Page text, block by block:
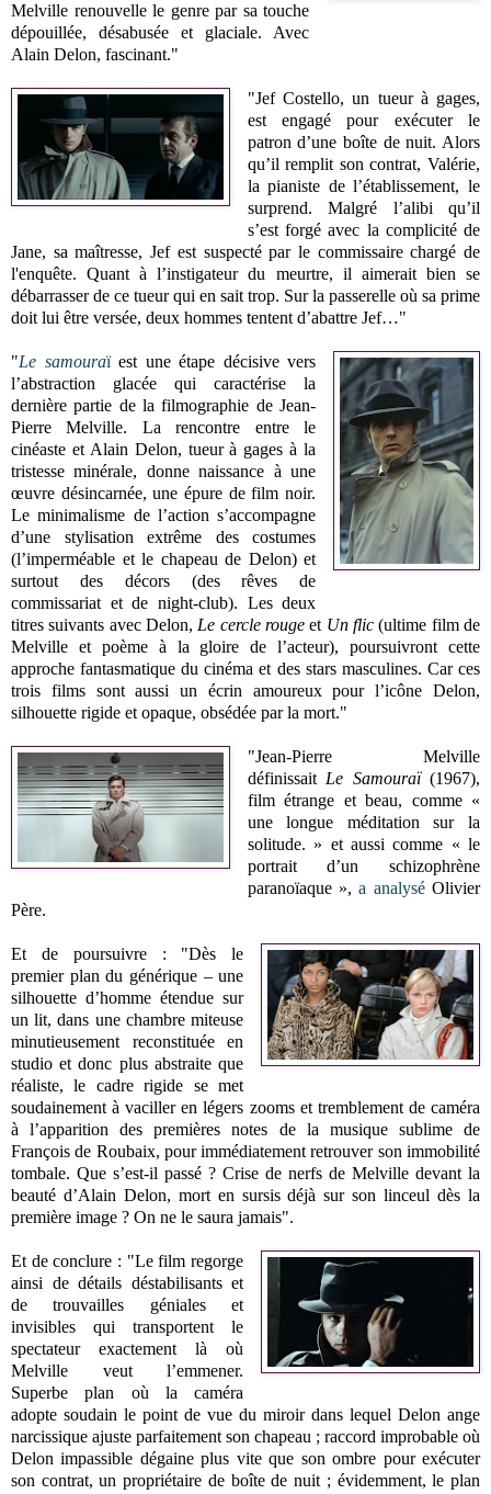
Melville renouvelle le genre par sa touche
dépouillée, désabusée et glaciale. Avec
Alain Delon, fascinant."
"Jef Costello, un tueur à gages,
est engagé pour exécuter le
patron d’une boîte de nuit. Alors
qu’il remplit son contrat, Valérie,
la pianiste de l’établissement, le
surprend. Malgré l’alibi qu’il
s’est forgé avec la complicité de
Jane, sa maîtresse, Jef est suspecté par le commissaire chargé de
l'enquête. Quant à l’instigateur du meurtre, il aimerait bien se
débarrasser de ce tueur qui en sait trop. Sur la passerelle où sa prime
doit lui être versée, deux hommes tentent d’abattre Jef…"
"Le samouraïest une étape décisive vers
l’abstraction glacée qui caractérise la
dernière partie de la filmographie de Jean-
Pierre Melville. La rencontre entre le
cinéaste et Alain Delon, tueur à gages à la
tristesse minérale, donne naissance à une
œuvre désincarnée, une épure de film noir.
Le minimalisme de l’action s’accompagne
d’une stylisation extrême des costumes
(l’imperméable et le chapeau de Delon) et
surtout des décors (des rêves de
commissariat et de night-club). Les deux
titres suivants avec Delon, Le cercle rouge et Un flic (ultime film de
Melville et poème à la gloire de l’acteur), poursuivront cette
approche fantasmatique du cinéma et des stars masculines. Car ces
trois films sont aussi un écrin amoureux pour l’icône Delon,
silhouette rigide et opaque, obsédée par la mort."
"Jean-Pierre Melville
définissait Le Samouraï(1967),
film étrange et beau, comme «
une longue méditation sur la
solitude. » et aussi comme « le
portrait d’un schizophrène
paranoïaque »,a analyséOlivier
Père.
Et de poursuivre : "Dès le
premier plan du générique – une
silhouette d’homme étendue sur
un lit, dans une chambre miteuse
minutieusement reconstituée en
studio et donc plus abstraite que
réaliste, le cadre rigide se met
soudainement à vaciller en légers zooms et tremblement de caméra
à l’apparition des premières notes de la musique sublime de
François de Roubaix, pour immédiatement retrouver son immobilité
tombale. Que s’est-il passé ? Crise de nerfs de Melville devant la
beauté d’Alain Delon, mort en sursis déjà sur son linceul dès la
première image ? On ne le saura jamais".
Et de conclure : "Le film regorge
ainsi de détails déstabilisants et
de trouvailles géniales et
invisibles qui transportent le
spectateur exactement là où
Melville veut l’emmener.
Superbe plan où la caméra
adopte soudain le point de vue du miroir dans lequel Delon ange
narcissique ajuste parfaitement son chapeau ; raccord improbable où
Delon impassible dégaine plus vite que son ombre pour exécuter
son contrat, un propriétaire de boîte de nuit ; évidemment, le plan